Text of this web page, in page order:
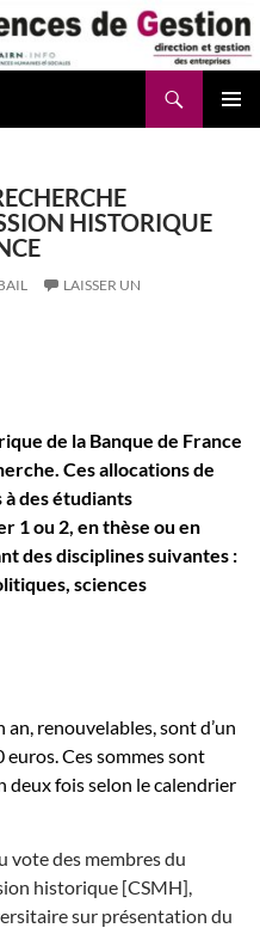
HISTORIQUE
LAISSER UN
de la Banque de France
Ces allocations de
des étudiants
1 ou 2, en thèse ou en
des disciplines suivantes :
sciences
an, renouvelables, sont d’un
Ces sommes sont
deux fois selon le calendrier
vote des membres du
historique [CSMH],
sur présentation du